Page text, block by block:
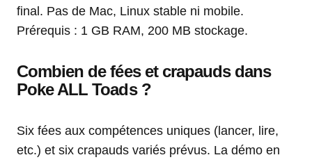
final. Pas de Mac, Linux stable ni mobile.
Prérequis : 1 GB RAM, 200 MB stockage.
Combien de fées et crapauds dans
Poke ALL Toads ?
Six fées aux compétences uniques (lancer, lire,
etc.) et six crapauds variés prévus. La démo en